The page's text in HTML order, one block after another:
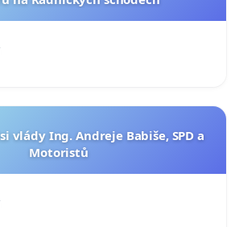
vlády Ing. Andreje Babiše, SPD a
Motoristů